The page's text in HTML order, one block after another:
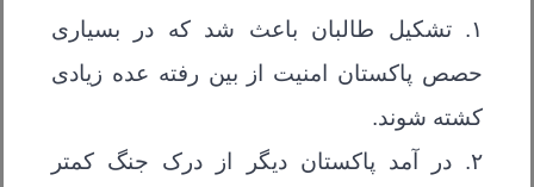
۱. تشکیل طالبان باعث شد که در بسیاری
حصص پاکستان امنیت از بین رفته عده زیادی
کشته شوند.
۲. در آمد پاکستان دیگر از درک جنگ کمتر